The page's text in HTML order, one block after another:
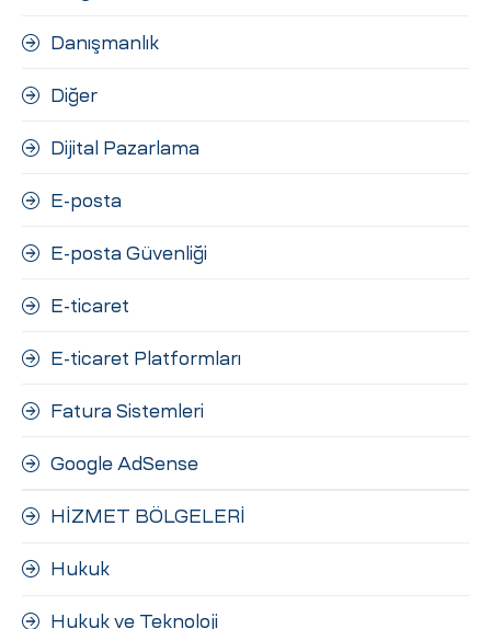
Danışmanlık
Diğer
Dijital Pazarlama
E-posta
E-posta Güvenliği
E-ticaret
E-ticaret Platformları
Fatura Sistemleri
Google AdSense
HİZMET BÖLGELERİ
Hukuk
Hukuk ve Teknoloji